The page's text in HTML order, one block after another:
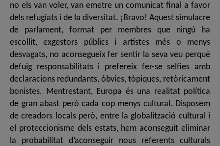
no els van voler, van emetre un comunicat final a favor
dels refugiats i de la diversitat. ¡Bravo! Aquest simulacre
de parlament, format per membres que ningú ha
escollit, exgestors públics i artistes més o menys
desvagats, no aconsegueix fer sentir la seva veu perquè
defuig responsabilitats i prefereix fer-se selfies amb
declaracions redundants, òbvies, tòpiques, retòricament
bonistes. Mentrestant, Europa és una realitat política
de gran abast però cada cop menys cultural. Disposem
de creadors locals però, entre la globalització cultural i
el proteccionisme dels estats, hem aconseguit eliminar
la probabilitat d’aconseguir nous referents culturals